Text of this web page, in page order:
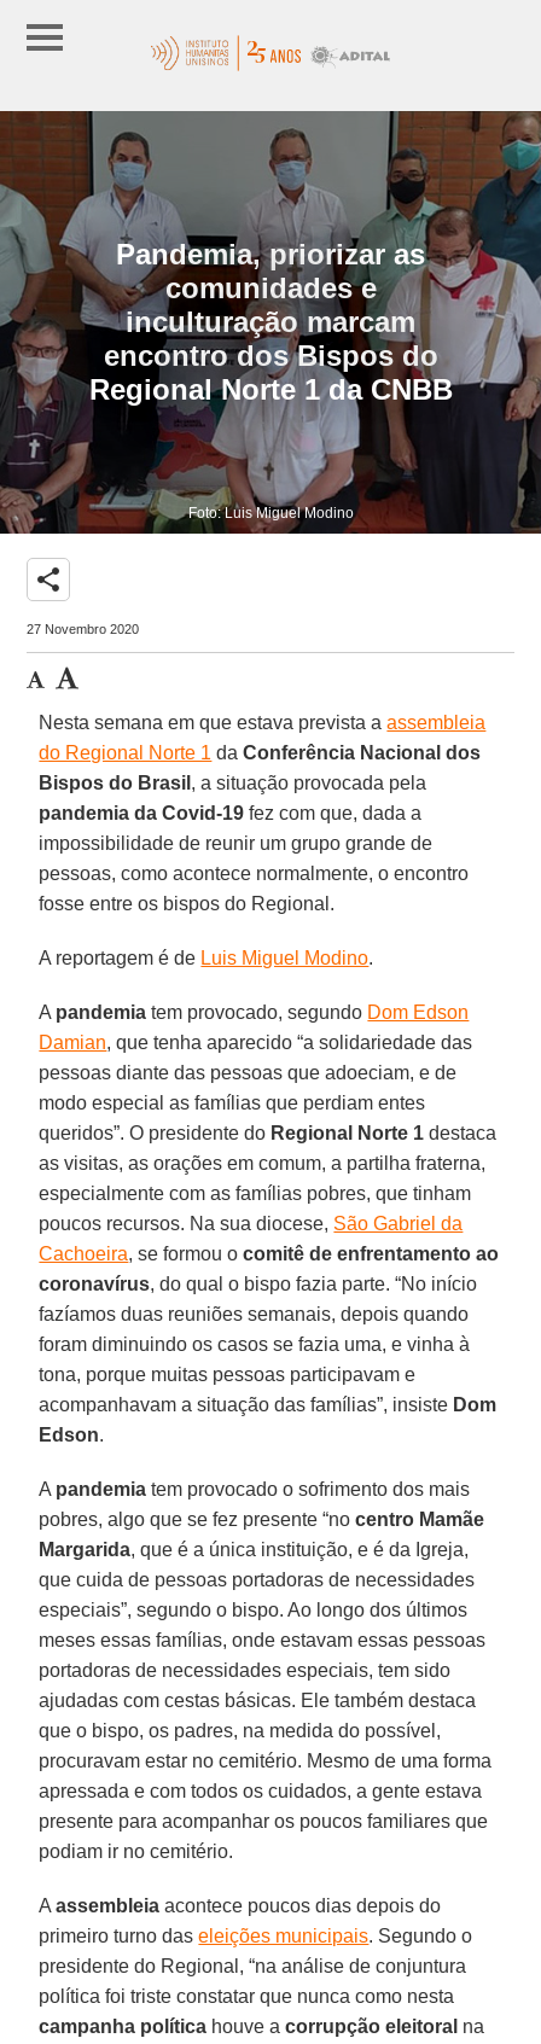
Pandemia, priorizar as
comunidades e
inculturação marcam
encontro dos Bispos do
Regional Norte 1 da CNBB
Foto: Luis Miguel Modino
share
27 Novembro 2020
Nesta semana em que estava prevista aassembleia
do Regional Norte 1 da Conferência Nacional dos
Bispos do Brasil , a situação provocada pela
pandemia da Covid-19 fez com que, dada a
impossibilidade de reunir um grupo grande de
pessoas, como acontece normalmente, o encontro
fosse entre os bispos do Regional.
A reportagem é de Luis Miguel Modino.
A pandemia tem provocado, segundo Dom Edson
Damian, que tenha aparecido “a solidariedade das
pessoas diante das pessoas que adoeciam, e de
modo especial as famílias que perdiam entes
queridos”. O presidente do Regional Norte 1 destaca
as visitas, as orações em comum, a partilha fraterna,
especialmente com as famílias pobres, que tinham
poucos recursos. Na sua diocese, São Gabriel da
Cachoeira, se formou ocomitê de enfrentamento ao
coronavírus, do qual o bispo fazia parte. “No início
fazíamos duas reuniões semanais, depois quando
foram diminuindo os casos se fazia uma, e vinha à
tona, porque muitas pessoas participavam e
acompanhavam a situação das famílias”, insiste Dom
Edson.
A pandemia tem provocado o sofrimento dos mais
pobres, algo que se fez presente “nocentro Mamãe
Margarida, que é a única instituição, e é da Igreja,
que cuida de pessoas portadoras de necessidades
especiais”, segundo o bispo. Ao longo dos últimos
meses essas famílias, onde estavam essas pessoas
portadoras de necessidades especiais, tem sido
ajudadas com cestas básicas. Ele também destaca
que o bispo, os padres, na medida do possível,
procuravam estar no cemitério. Mesmo de uma forma
apressada e com todos os cuidados, a gente estava
presente para acompanhar os poucos familiares que
podiam ir no cemitério.
Aassembleia acontece poucos dias depois do
primeiro turno daseleições municipais. Segundo o
presidente do Regional, “na análise de conjuntura
política foi triste constatar que nunca como nesta
campanha política houve acorrupção eleitoral na